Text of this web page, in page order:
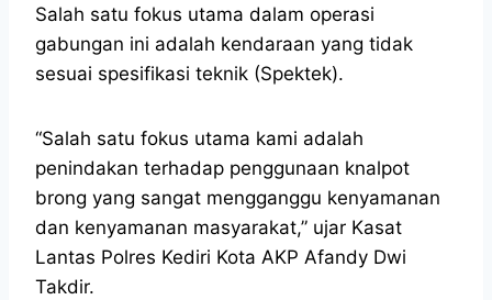
Salah satu fokus utama dalam operasi
gabungan ini adalah kendaraan yang tidak
sesuai spesifikasi teknik (Spektek).
“Salah satu fokus utama kami adalah
penindakan terhadap penggunaan knalpot
brong yang sangat mengganggu kenyamanan
dan kenyamanan masyarakat,” ujar Kasat
Lantas Polres Kediri Kota AKP Afandy Dwi
Takdir.